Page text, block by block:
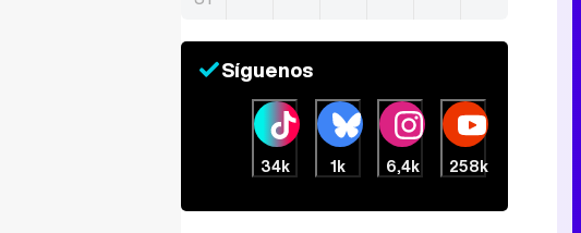
Síguenos
34k 1k 6,4k 258k